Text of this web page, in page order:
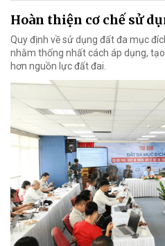
Hoàn thiện cơ chế sử
Quy định về sử dụng đất đa mục
nhằm thống nhất cách áp dụng,
hơn nguồn lực đất đai.